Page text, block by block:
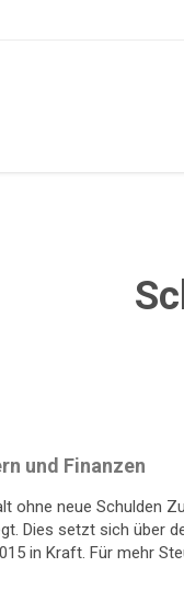
und Finanzen
ohne neue Schulden
Dies setzt sich über
in Kraft. Für mehr